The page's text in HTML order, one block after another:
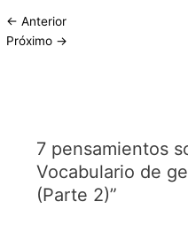
← Anterior
Próximo →
7 pensamientos
Vocabulario de
(Parte 2)”